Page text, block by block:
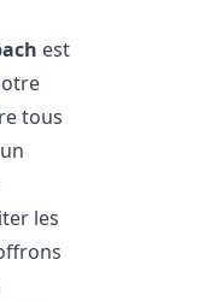
est
tous
les